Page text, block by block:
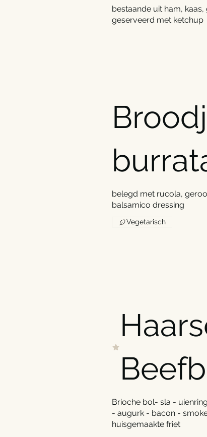
bestaande uit ham, kaas,
geserveerd met ketchup
belegd met rucola,
balsamico dressing
Vegetarisch
Brioche bol- sla -
- augurk - bacon -
huisgemaakte friet